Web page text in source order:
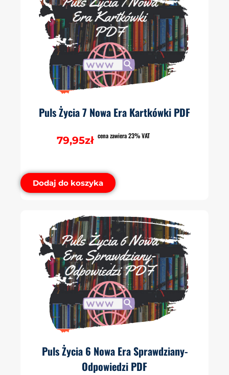
Puls Życia 7 Nowa Era Kartkówki PDF
79,95zł cena zawiera 23% VAT
Dodaj do koszyka
Puls Życia 6 Nowa Era Sprawdziany-
Odpowiedzi PDF